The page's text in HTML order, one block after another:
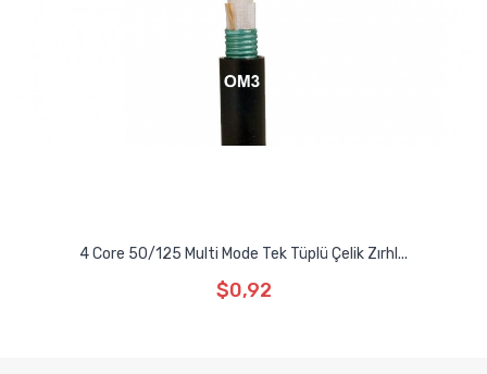
4 Core 50/125 Multi Mode Tek Tüplü Çelik Zırhl...
$0,92